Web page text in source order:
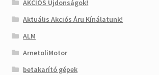
AKCIÓS Újdonságok!
Aktuális Akciós Áru Kínálatunk!
ALM
ArnetoliMotor
betakarító gépek